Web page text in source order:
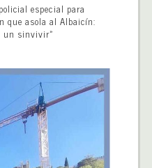
especial para
que asola al Albaicín:
un sinvivir»